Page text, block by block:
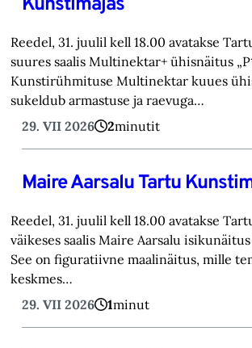
Kunstimajas
Reedel, 31. juulil kell 18.00 avatakse
suures saalis Multinektar+ ühisnäitus
Kunstirühmituse Multinektar kuues
sukeldub armastuse ja raevuga…
29. VII 2026
2minutit
Maire Aarsalu Tartu
Reedel, 31. juulil kell 18.00 avatakse
väikeses saalis Maire Aarsalu isikunäitus
See on figuratiivne maalinäitus, mille
keskmes…
29. VII 2026
1minut